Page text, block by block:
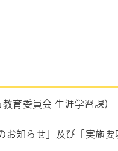
教育委員会 生涯学習課）
知らせ」及び「実施